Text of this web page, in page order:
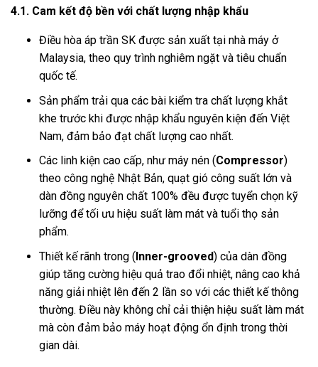
4.1. Cam kết độ bền với chất lượng nhập khẩu
Điều hòa áp trần SK được sản xuất tại nhà máy ở
Malaysia, theo quy trình nghiêm ngặt và tiêu chuẩn
quốc tế.
Sản phẩm trải qua các bài kiểm tra chất lượng khắt
khe trước khi được nhập khẩu nguyên kiện đến Việt
Nam, đảm bảo đạt chất lượng cao nhất.
Các linh kiện cao cấp, như máy nén (Compressor)
theo công nghệ Nhật Bản, quạt gió công suất lớn và
dàn đồng nguyên chất 100% đều được tuyển chọn kỹ
lưỡng để tối ưu hiệu suất làm mát và tuổi thọ sản
phẩm.
Thiết kế rãnh trong (Inner-grooved) của dàn đồng
giúp tăng cường hiệu quả trao đổi nhiệt, nâng cao khả
năng giải nhiệt lên đến 2 lần so với các thiết kế thông
thường. Điều này không chỉ cải thiện hiệu suất làm mát
mà còn đảm bảo máy hoạt động ổn định trong thời
gian dài.